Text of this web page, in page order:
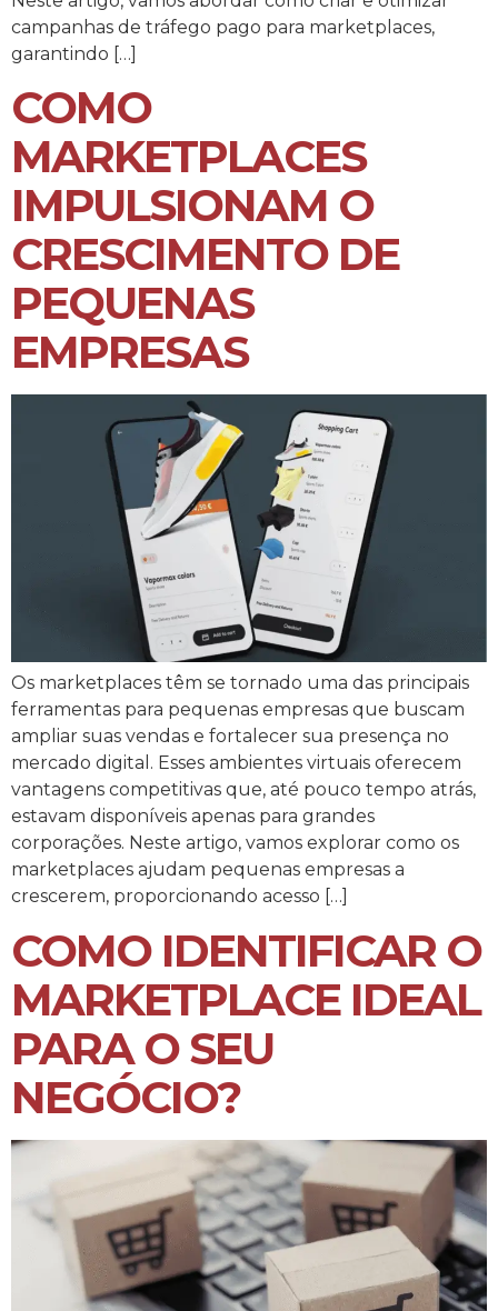
campanhas de tráfego pago para marketplaces,
garantindo […]
COMO
MARKETPLACES
IMPULSIONAM O
CRESCIMENTO DE
PEQUENAS
EMPRESAS
Os marketplaces têm se tornado uma das principais
ferramentas para pequenas empresas que buscam
ampliar suas vendas e fortalecer sua presença no
mercado digital. Esses ambientes virtuais oferecem
vantagens competitivas que, até pouco tempo atrás,
estavam disponíveis apenas para grandes
corporações. Neste artigo, vamos explorar como os
marketplaces ajudam pequenas empresas a
crescerem, proporcionando acesso […]
COMO IDENTIFICAR O
MARKETPLACE IDEAL
PARA O SEU
NEGÓCIO?